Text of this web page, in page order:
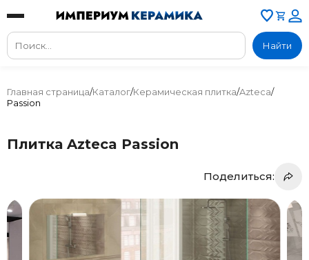
Найти
Главная страница/Каталог/Керамическая плитка/Azteca/
Passion
Плитка Azteca Passion
Поделиться: